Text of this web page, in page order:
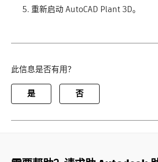
重新启动 AutoCAD Plant 3D。
此信息是否有用？
是 否